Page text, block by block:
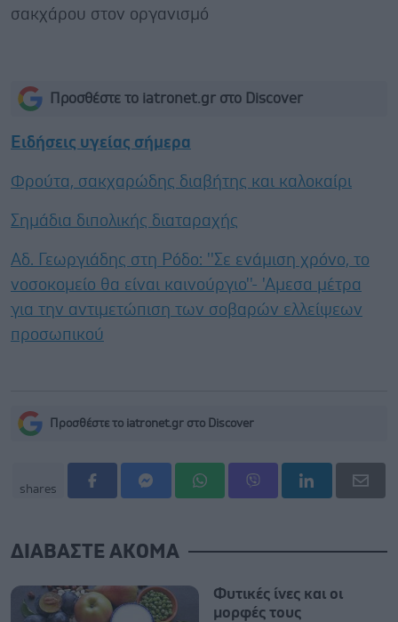
σακχάρου στον οργανισμό
Προσθέστε το iatronet.gr στο Discover
Ειδήσεις υγείας σήμερα
Φρούτα, σακχαρώδης διαβήτης και καλοκαίρι
Σημάδια διπολικής διαταραχής
Αδ. Γεωργιάδης στη Ρόδο: ''Σε ενάμιση χρόνο, το
νοσοκομείο θα είναι καινούργιο''- 'Αμεσα μέτρα
για την αντιμετώπιση των σοβαρών ελλείψεων
προσωπικού
Προσθέστε το iatronet.gr στο Discover
shares
ΔΙΑΒΑΣΤΕ ΑΚΟΜΑ
Φυτικές ίνες και οι
μορφές τους